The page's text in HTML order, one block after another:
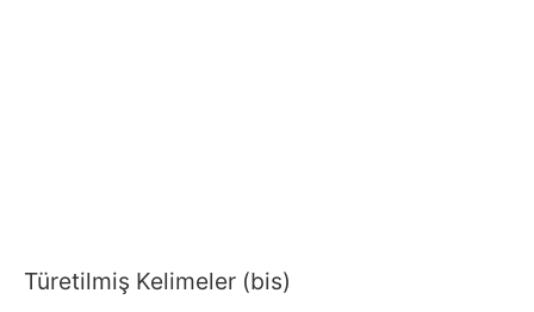
Türetilmiş Kelimeler (bis)